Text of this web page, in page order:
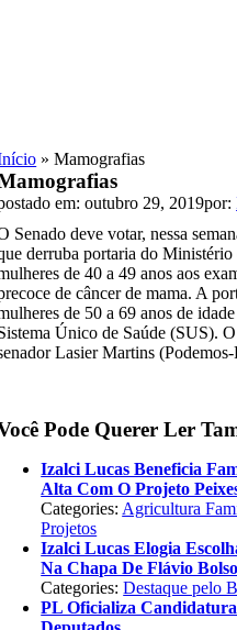
»Mamografias
em: outubro 29, 2019por:
Senado deve votar, nessa
derruba portaria do Ministério
de 40 a 49 anos aos
de câncer de mama. A
de 50 a 69 anos de
Único de Saúde (SUS).
Lasier Martins (Podemos-
Pode Querer Ler
Izalci Lucas Beneficia
Alta Com O Projeto
Categories: Agricultura
Projetos
Izalci Lucas Elogia
Na Chapa De Flávio
Categories:Destaque pelo
PL Oficializa